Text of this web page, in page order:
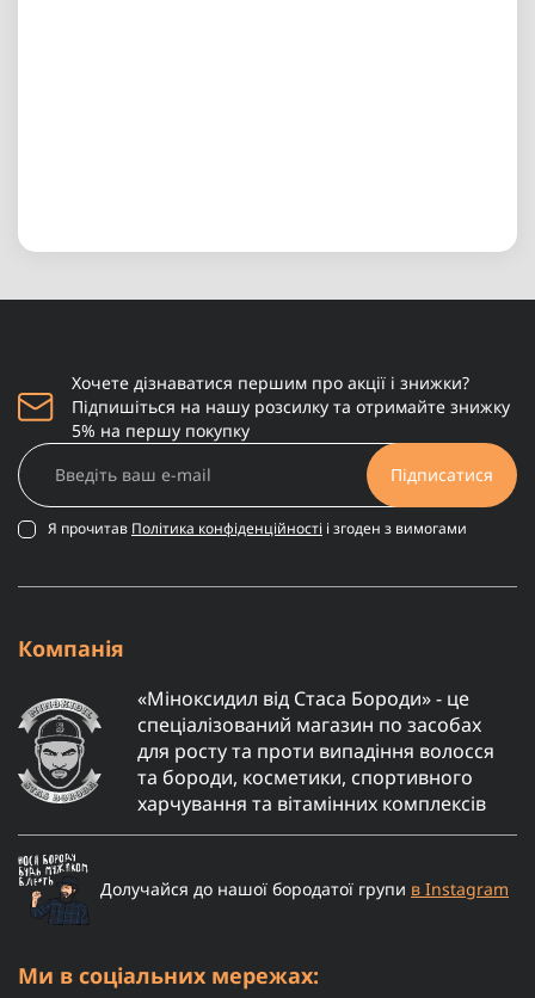
Хочете дізнаватися першим про акції і знижки?
Підпишіться на нашу розсилку та отримайте знижку
5% на першу покупку
Підписатися
Я прочитав Політика конфіденційності і згоден з вимогами
Компанія
«Міноксидил від Стаса Бороди» - це
спеціалізований магазин по засобах
для росту та проти випадіння волосся
та бороди, косметики, спортивного
харчування та вітамінних комплексів
Долучайся до нашої бородатої групи в Instagram
Ми в соціальних мережах: